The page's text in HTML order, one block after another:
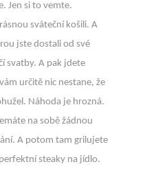
Jen si to vemte.
sváteční košili. A
jste dostali od své
svatby. A pak jdete
určitě nic nestane, že
Náhoda je hrozná.
na sobě žádnou
A potom tam grilujete
steaky na jídlo.